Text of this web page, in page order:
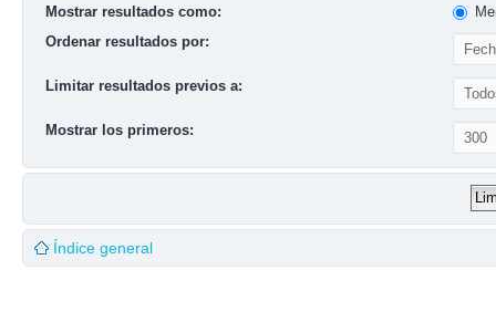
Mostrar resultados como:
Ordenar resultados por:
Limitar resultados previos a:
Mostrar los primeros:
Índice general